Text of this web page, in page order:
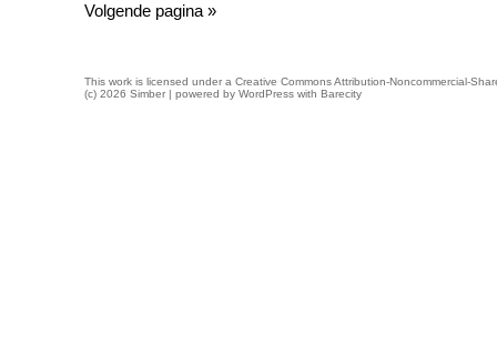
Volgende pagina »
This work is licensed under a Creative Commons Attribution-Noncommercial-
(c) 2026 Simber | powered by WordPress with Barecity